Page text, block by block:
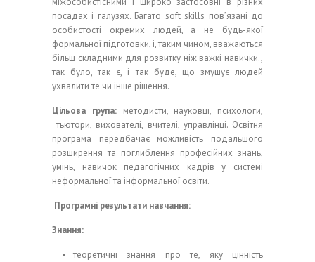
посадах і галузях. Багато soft skills пов’язані до
особистості окремих людей, а не будь-якої
формальної підготовки, і, таким чином, вважаються
більш складними для розвитку ніж важкі навички.,
так було, так є, і так буде, що змушує людей
ухвалити те чи інше рішення.
Цільова група:методисти, науковці, психологи,
тьютори, вихователі, вчителі, управлінці. Освітня
програма передбачає можливість подальшого
розширення та поглиблення професійних знань,
умінь, навичок педагогічних кадрів у системі
неформальної та інформальної освіти.
Програмні результати навчання:
Знання:
теоретичні знання про те, яку цінність